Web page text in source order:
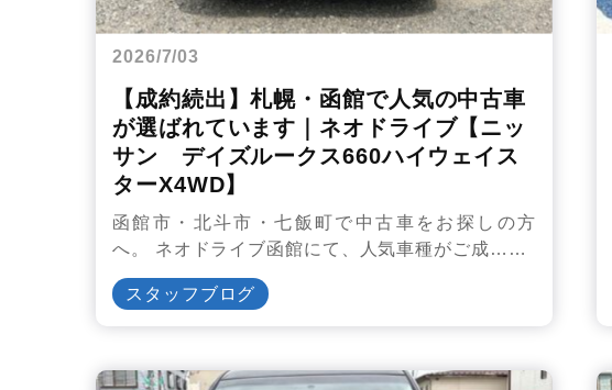
2026/7/03
【成約続出】札幌・函館で人気の中古車
が選ばれています｜ネオドライブ【ニッ
サン デイズルークス660ハイウェイス
ターX4WD】
函館市・北斗市・七飯町で中古車をお探しの方
へ。 ネオドライブ函館にて、人気車種がご成……
スタッフブログ